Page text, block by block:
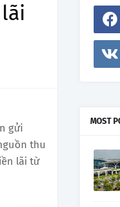
gửi
thu
lãi từ
MOST